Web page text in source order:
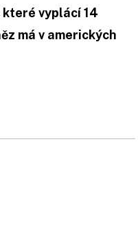
které vyplácí 14
má v amerických